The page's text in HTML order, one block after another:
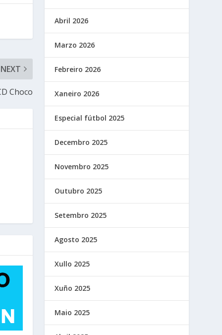
NEXT
Choco
Abril 2026
Marzo 2026
Febreiro 2026
Xaneiro 2026
Especial fútbol 2025
Decembro 2025
Novembro 2025
Outubro 2025
Setembro 2025
Agosto 2025
Xullo 2025
Xuño 2025
Maio 2025